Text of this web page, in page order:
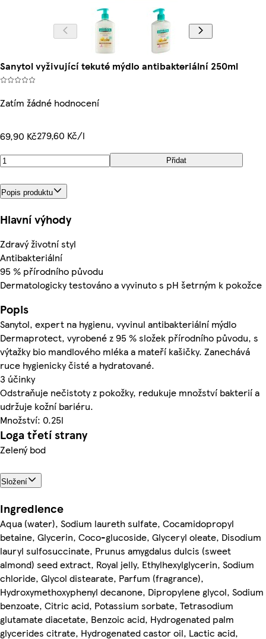
Sanytol vyživující tekuté mýdlo antibakteriální 250ml
Zatím žádné hodnocení
69,90 Kč279,60 Kč/l
Přidat
Popis produktu
Hlavní výhody
Zdravý životní styl
Antibakteriální
95 % přírodního původu
Dermatologicky testováno a vyvinuto s pH šetrným k pokožce
Popis
Sanytol, expert na hygienu, vyvinul antibakteriální mýdlo
Dermaprotect, vyrobené z 95 % složek přírodního původu, s
výtažky bio mandlového mléka a mateří kašičky. Zanechává
ruce hygienicky čisté a hydratované.
3 účinky
Odstraňuje nečistoty z pokožky, redukuje množství bakterií a
udržuje kožní bariéru.
Množství: 0.25l
Loga třetí strany
Zelený bod
Složení
Ingredience
Aqua (water), Sodium laureth sulfate, Cocamidopropyl
betaine, Glycerin, Coco-glucoside, Glyceryl oleate, Disodium
lauryl sulfosuccinate, Prunus amygdalus dulcis (sweet
almond) seed extract, Royal jelly, Ethylhexylglycerin, Sodium
chloride, Glycol distearate, Parfum (fragrance),
Hydroxymethoxyphenyl decanone, Dipropylene glycol, Sodium
benzoate, Citric acid, Potassium sorbate, Tetrasodium
glutamate diacetate, Benzoic acid, Hydrogenated palm
glycerides citrate, Hydrogenated castor oil, Lactic acid,